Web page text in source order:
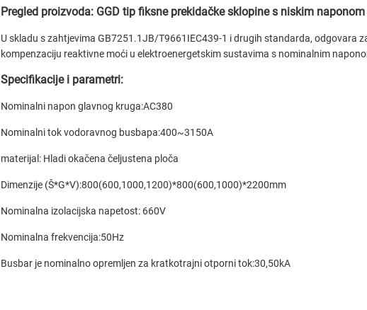
Pregled proizvoda: GGD tip fiksne prekidačke sklopine s niskim naponom
U skladu s zahtjevima GB7251.1JB/T9661IEC439-1 i drugih standarda, odgovara
kompenzaciju reaktivne moći u elektroenergetskim sustavima s nominalnim
Specifikacije i parametri:
Nominalni napon glavnog kruga:AC380
Nominalni tok vodoravnog busbара:400~3150A
materijal: Hladi okačena čeljustena ploča
Dimenzije (Š*G*V):800(600,1000,1200)*800(600,1000)*2200mm
Nominalna izolacijska napetost: 660V
Nominalna frekvencija:50Hz
Busbar je nominalno opremljen za kratkotrajni otporni tok:30,50kA